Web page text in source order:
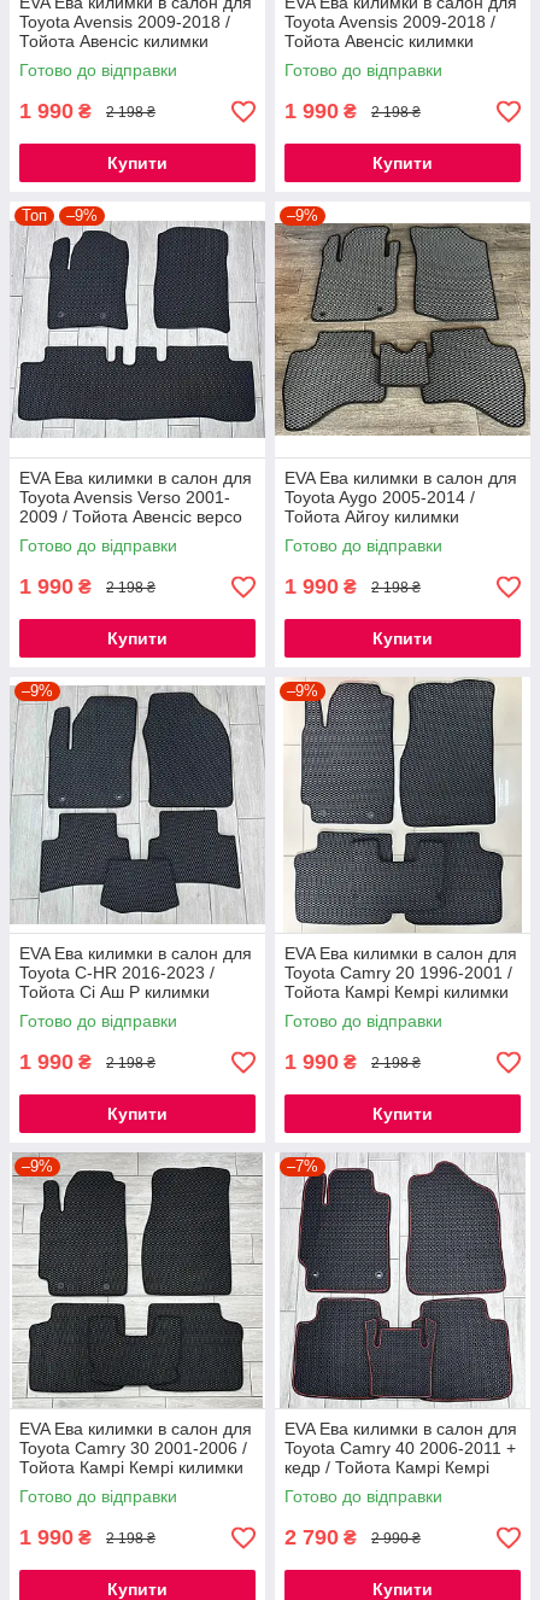
Toyota Avensis 2009-2018 /
Тойота Авенсіс килимки
Готово до відправки
1 990 ₴ 2 198 ₴
Купити
Toyota Avensis 2009-2018 /
Тойота Авенсіс килимки
Готово до відправки
1 990 ₴ 2 198 ₴
Купити
Топ –9%
EVA Ева килимки в салон для
Toyota Avensis Verso 2001-
2009 / Тойота Авенсіс версо
килимки
Готово до відправки
1 990 ₴ 2 198 ₴
Купити
–9%
EVA Ева килимки в салон для
Toyota Aygo 2005-2014 /
Тойота Айгоу килимки
Готово до відправки
1 990 ₴ 2 198 ₴
Купити
–9%
EVA Ева килимки в салон для
Toyota C-HR 2016-2023 /
Тойота Сі Аш Р килимки
Готово до відправки
1 990 ₴ 2 198 ₴
Купити
–9%
EVA Ева килимки в салон для
Toyota Camry 20 1996-2001 /
Тойота Камрі Кемрі килимки
Готово до відправки
1 990 ₴ 2 198 ₴
Купити
–9%
EVA Ева килимки в салон для
Toyota Camry 30 2001-2006 /
Тойота Камрі Кемрі килимки
Готово до відправки
1 990 ₴ 2 198 ₴
Купити
–7%
EVA Ева килимки в салон для
Toyota Camry 40 2006-2011 +
кедр / Тойота Камрі Кемрі
килимки
Готово до відправки
2 790 ₴ 2 990 ₴
Купити